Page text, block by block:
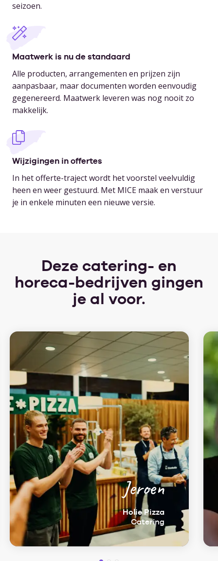
seizoen.
Maatwerk is nu de standaard
Alle producten, arrangementen en prijzen zijn
aanpasbaar, maar documenten worden eenvoudig
gegenereerd. Maatwerk leveren was nog nooit zo
makkelijk.
Wijzigingen in offertes
In het offerte-traject wordt het voorstel veelvuldig
heen en weer gestuurd. Met MICE maak en verstuur
je in enkele minuten een nieuwe versie.
Deze catering- en
horeca-bedrijven gingen
je al voor.
Jeroen
Holie Pizza
Catering